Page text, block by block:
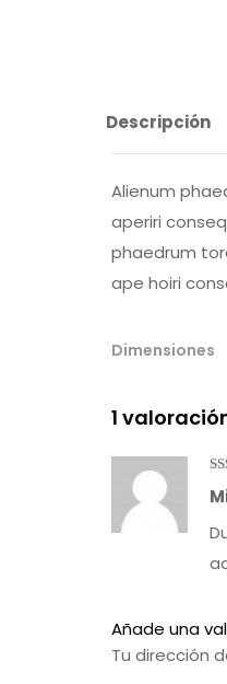
Descripción
Alienum
aperiri
phaedrum
ape hoiri
Dimensiones
1
Añade una
Tu dirección